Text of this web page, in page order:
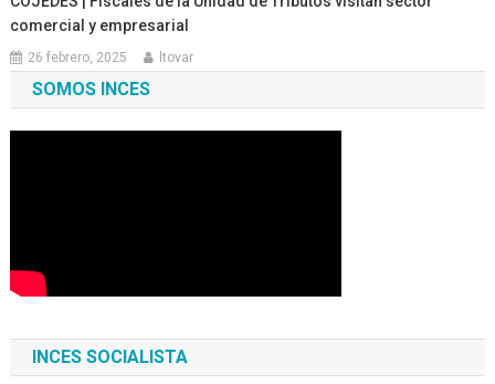
comercial y empresarial
26 febrero, 2025 ltovar
SOMOS INCES
INCES SOCIALISTA